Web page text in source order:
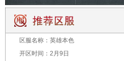
区服名称： 英雄本色
开区时间： 2月9日